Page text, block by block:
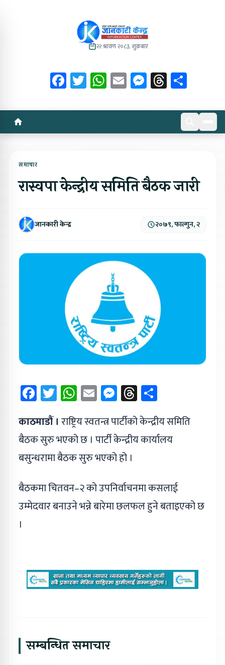
२२ श्रावण २०८३, शुक्रबार
Facebook
Twitter
WhatsApp
EmailMessenger
Threads
समाचार
रास्वपा केन्द्रीय समिति बैठक जारी
जानकारी केन्द्र २०७९, फाल्गुन, २
Facebook
Twitter
WhatsApp
EmailMessenger
Threads
काठमाडौं । राष्ट्रिय स्वतन्त्र पार्टीको केन्द्रीय समिति
बैठक सुरु भएको छ । पार्टी केन्द्रीय कार्यालय
बसुन्धरामा बैठक सुरु भएको हो ।
बैठकमा चितवन–२ को उपनिर्वाचनमा कसलाई
उम्मेदवार बनाउने भन्ने बारेमा छलफल हुने बताइएको छ
।
सम्बन्धित समाचार